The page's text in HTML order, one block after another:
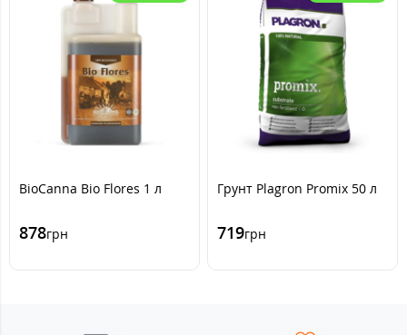
BioCanna Bio Flores 1 л
878грн
Грунт Plagron Promix 50 л
719грн